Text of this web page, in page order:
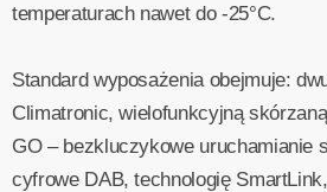
temperaturach nawet do -25°C.
Standard wyposażenia obejmuje:
Climatronic, wielofunkcyjną
GO – bezkluczykowe uruchamianie
cyfrowe DAB, technologię